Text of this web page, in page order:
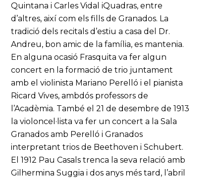
Quintana i Carles Vidal iQuadras, entre
d’altres, així com els fills de Granados. La
tradició dels recitals d’estiu a casa del Dr.
Andreu, bon amic de la família, es mantenia.
En alguna ocasió Frasquita va fer algun
concert en la formació de trio juntament
amb el violinista Mariano Perelló i el pianista
Ricard Vives, ambdós professors de
l’Acadèmia. També el 21 de desembre de 1913
la violoncel·lista va fer un concert a la Sala
Granados amb Perelló i Granados
interpretant trios de Beethoven i Schubert.
El 1912 Pau Casals trenca la seva relació amb
Gilhermina Suggia i dos anys més tard, l’abril